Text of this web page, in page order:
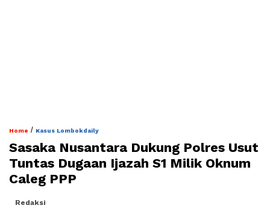
Home / Kasus Lombokdaily
Sasaka Nusantara Dukung Polres Usut
Tuntas Dugaan Ijazah S1 Milik Oknum
Caleg PPP
Redaksi